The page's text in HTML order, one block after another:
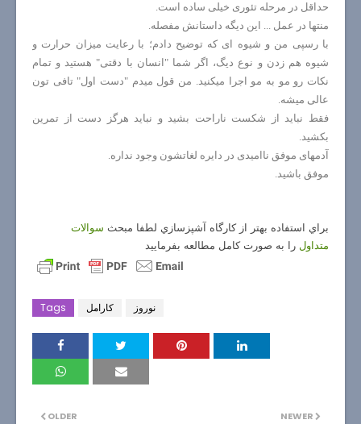
حداقل در مرحله تئوری خیلی ساده است.
منتها در عمل ... این دیگه داستانش مفصله.
با رسپی من و شیوه ای که توضیح دادم؛ با رعایت میزان حرارت و
شیوه هم زدن و نوع دیگ، اگر شما "انسان با دقتی" هستید و تمام
نکات رو مو به مو اجرا میکنید. من قول میدم "دست اول" تافی تون
عالی میشه.
فقط نباید از شکست ناراحت بشید و نباید هرگز دست از تمرین
بکشید.
آدمهای موفق ناامیدی در دایره لغاتشون وجود نداره.
موفق باشید.
براي استفاده بهتر از كارگاه آشپزسازي لطفا مبحث سوالات
متداول را به صورت كامل مطالعه بفرماييد
Tags كارامل نوروز
NEWER
OLDER